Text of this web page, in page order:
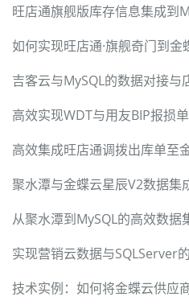
旺店通旗舰版库存信息集成到
吉客云与MySQL的数据对接与
高效实现WDT与用友BIP报
高效集成旺店通调拨出库单至
聚水潭与金蝶云星辰V2数据集
从聚水潭到MySQL的高效数据
技术实例：如何将金蝶云供应